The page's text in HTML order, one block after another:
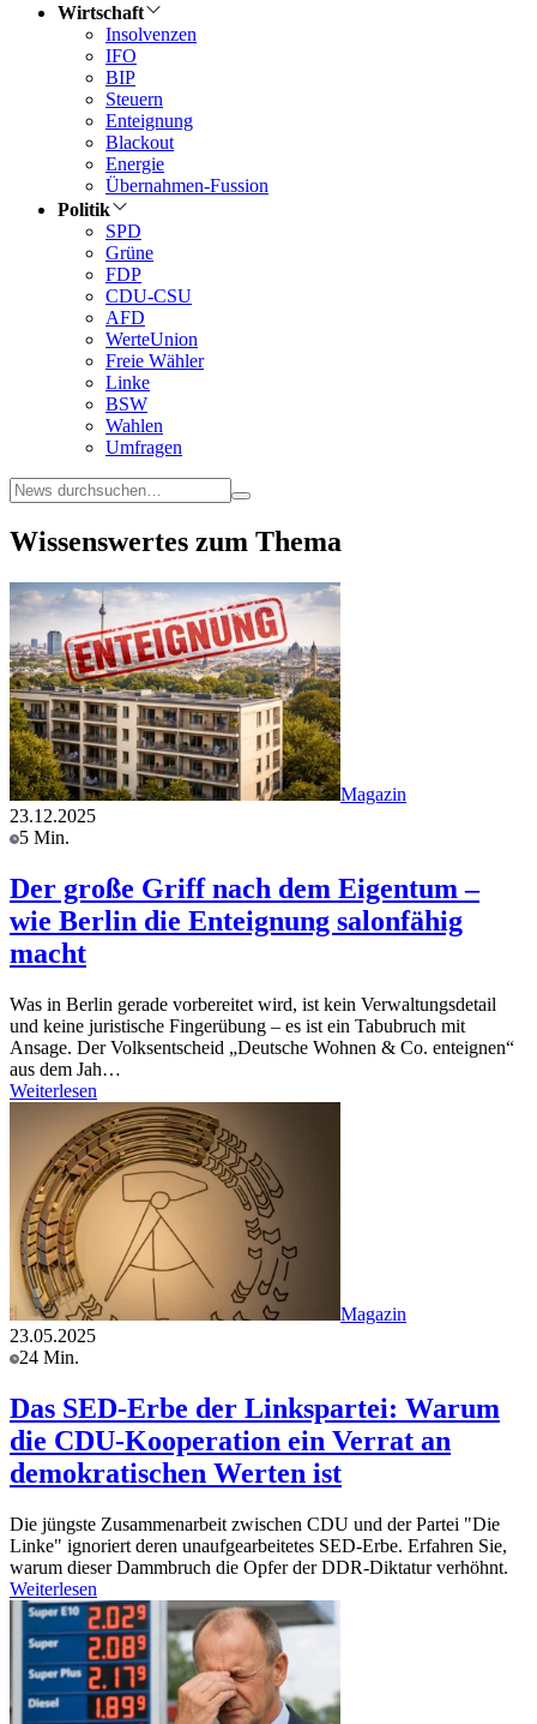
Wirtschaft
Insolvenzen
IFO
BIP
Steuern
Enteignung
Blackout
Energie
Übernahmen-Fussion
Politik
SPD
Grüne
FDP
CDU-CSU
AFD
WerteUnion
Freie Wähler
Linke
BSW
Wahlen
Umfragen
Wissenswertes zum Thema
Magazin
23.12.2025
5 Min.
Der große Griff nach dem Eigentum –
wie Berlin die Enteignung salonfähig
macht
Was in Berlin gerade vorbereitet wird, ist kein Verwaltungsdetail
und keine juristische Fingerübung – es ist ein Tabubruch mit
Ansage. Der Volksentscheid „Deutsche Wohnen & Co. enteignen“
aus dem Jah…
Weiterlesen
Magazin
23.05.2025
24 Min.
Das SED-Erbe der Linkspartei: Warum
die CDU-Kooperation ein Verrat an
demokratischen Werten ist
Die jüngste Zusammenarbeit zwischen CDU und der Partei "Die
Linke" ignoriert deren unaufgearbeitetes SED-Erbe. Erfahren Sie,
warum dieser Dammbruch die Opfer der DDR-Diktatur verhöhnt.
Weiterlesen